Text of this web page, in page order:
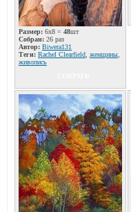
Размер: 6x8 = 48шт
Собран: 26 раз
Автор: Biwera131
Теги: Rachel Clearfield женщины
живопись